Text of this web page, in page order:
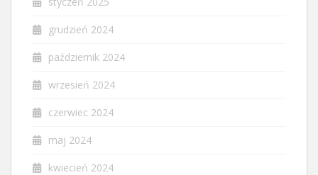
grudzień 2024
październik 2024
wrzesień 2024
czerwiec 2024
maj 2024
kwiecień 2024